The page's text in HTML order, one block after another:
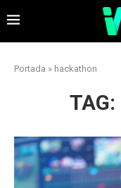
Portada » hackathon
TAG: